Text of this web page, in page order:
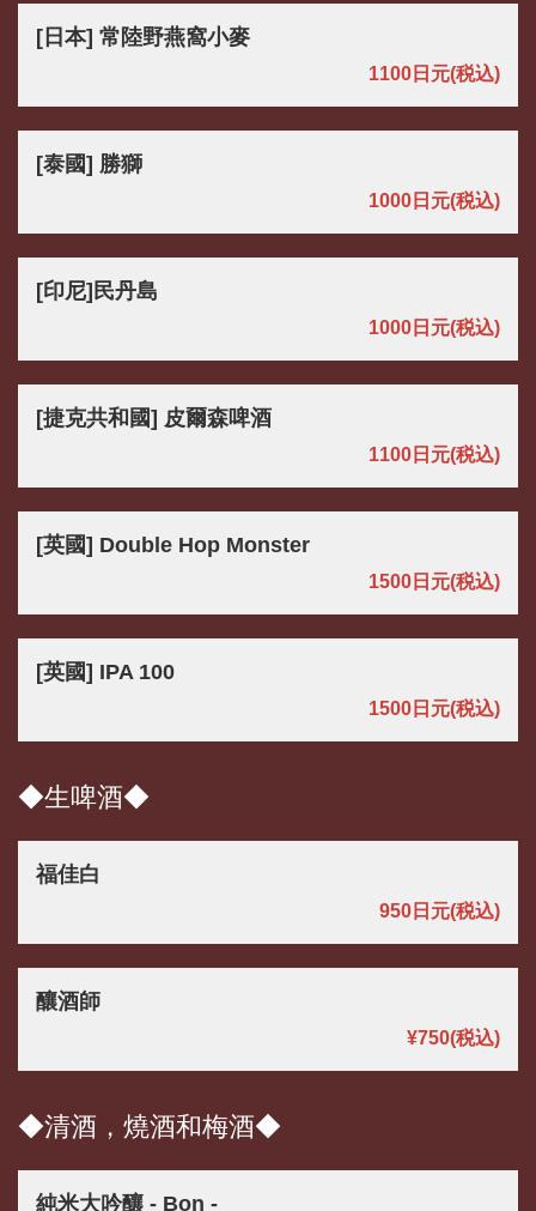
[日本] 常陸野燕窩小麥
1100日元(税込)
[泰國] 勝獅
1000日元(税込)
[印尼]民丹島
1000日元(税込)
[捷克共和國] 皮爾森啤酒
1100日元(税込)
[英國] Double Hop Monster
1500日元(税込)
[英國] IPA 100
1500日元(税込)
◆生啤酒◆
福佳白
950日元(税込)
釀酒師
¥750(税込)
◆清酒，燒酒和梅酒◆
純米大吟釀 - Bon -